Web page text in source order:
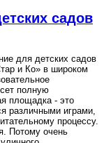
садов
для детских садов
и Ко» в широком
полную
площадка - это
различными играми,
процессу.
Потому очень